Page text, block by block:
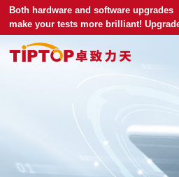
Both hardware and software upgrades
make your tests more brilliant!
your universal testing machine